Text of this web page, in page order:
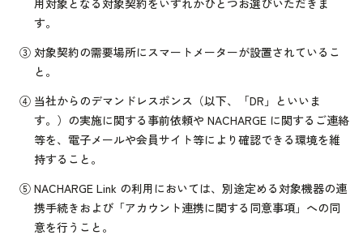
用対象となる対象契約をいずれかひとつお選びいただきま
す。
③ 対象契約の需要場所にスマートメーターが設置されているこ
と。
④ 当社からのデマンドレスポンス（以下、「DR」といいま
す。）の実施に関する事前依頼や NACHARGE に関するご連絡
等を、電子メールや会員サイト等により確認できる環境を維
持すること。
⑤ NACHARGE Link の利用においては、別途定める対象機器の連
携手続きおよび「アカウント連携に関する同意事項」への同
意を行うこと。